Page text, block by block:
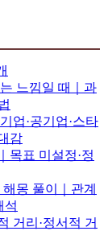
느낌일 때｜과
업·공기업·스타
감
목표 미설정·정
몽 풀이｜관계
석
거리·정서적 거